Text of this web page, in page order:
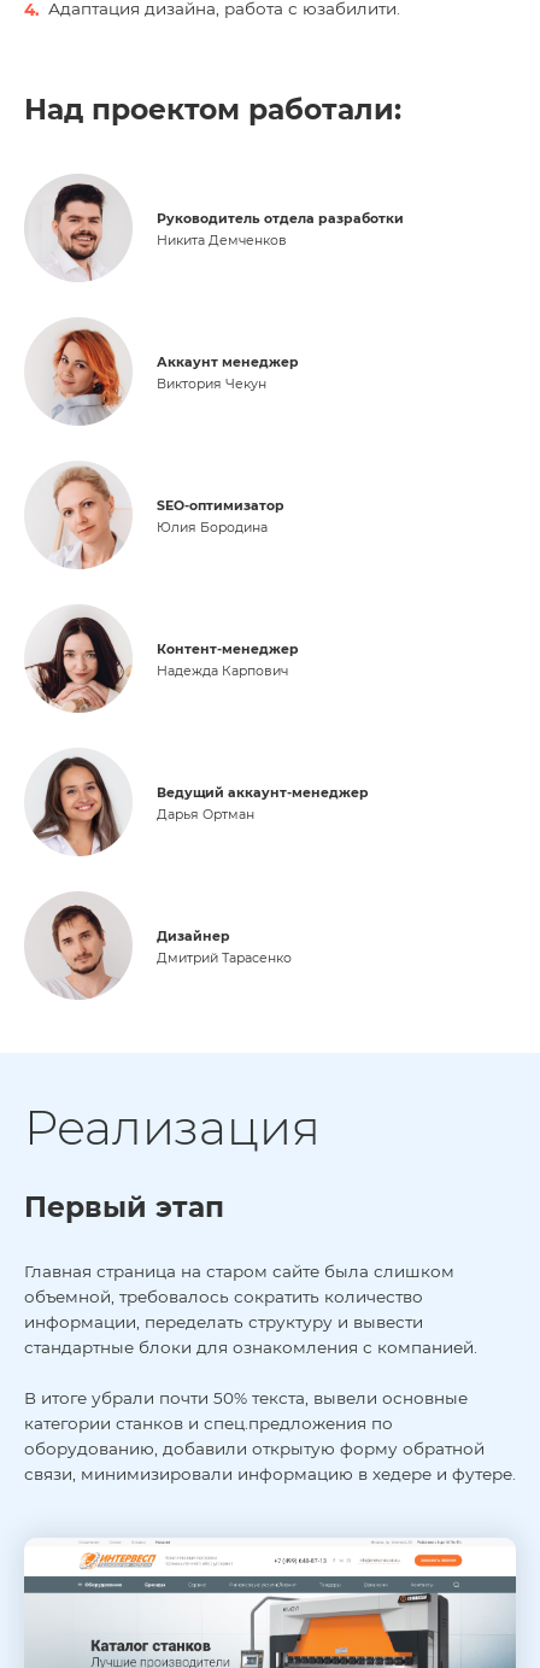
Адаптация дизайна, работа с юзабилити.
Над проектом работали:
Руководитель отдела разработки
Никита Демченков
Аккаунт менеджер
Виктория Чекун
SEO-оптимизатор
Юлия Бородина
Контент-менеджер
Надежда Карпович
Ведущий аккаунт-менеджер
Дарья Ортман
Дизайнер
Дмитрий Тарасенко
Реализация
Первый этап
Главная страница на старом сайте была слишком
объемной, требовалось сократить количество
информации, переделать структуру и вывести
стандартные блоки для ознакомления с компанией.
В итоге убрали почти 50% текста, вывели основные
категории станков и спец.предложения по
оборудованию, добавили открытую форму обратной
связи, минимизировали информацию в хедере и футере.